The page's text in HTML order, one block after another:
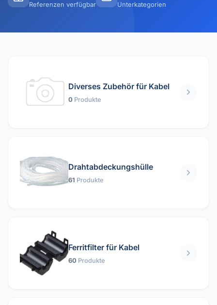
Referenzen verfügbar Unterkategorien
Diverses Zubehör für Kabel
0 Produkte
Drahtabdeckungshülle
61 Produkte
Ferritfilter für Kabel
60 Produkte